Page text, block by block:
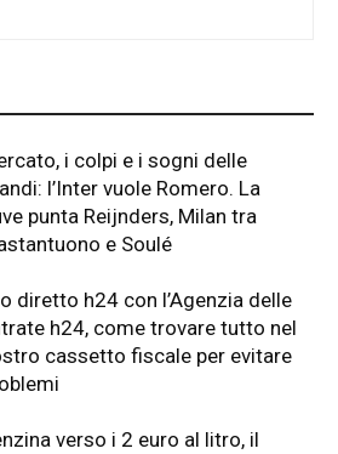
i colpi e i sogni delle
l’Inter vuole Romero. La
punta Reijnders, Milan tra
e Soulé
diretto h24 con l’Agenzia delle
h24, come trovare tutto nel
cassetto fiscale per evitare
verso i 2 euro al litro, il